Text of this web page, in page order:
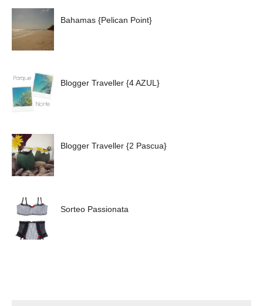
Bahamas {Pelican Point}
Blogger Traveller {4 AZUL}
Blogger Traveller {2 Pascua}
Sorteo Passionata